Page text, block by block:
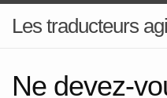
Les traducteurs
Ne devez-